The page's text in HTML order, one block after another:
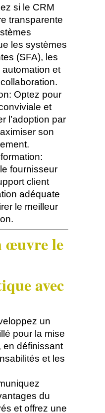
si le CRM
transparente
les systèmes
(SFA), les
et
Optez pour
et
l’adoption par
son
fournisseur
client
adéquate
le meilleur
œuvre le
avec
un
pour la mise
définissant
et les
du
et offrez une